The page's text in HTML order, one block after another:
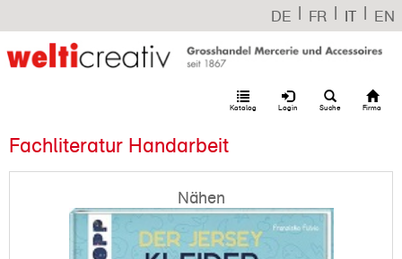
DE | FR | IT | EN
Firma
Suche
Login
Katalog
Fachliteratur Handarbeit
Nähen